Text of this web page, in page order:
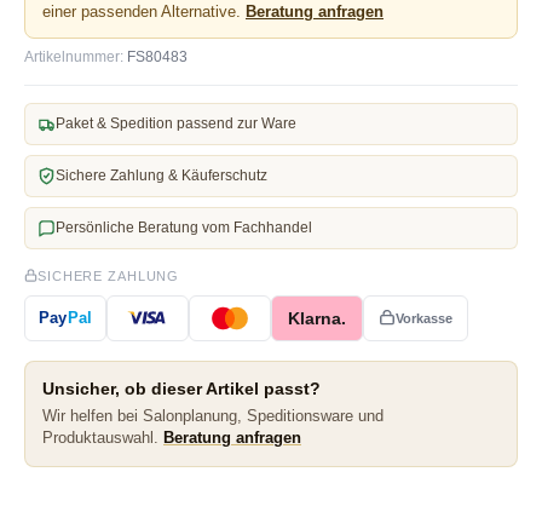
einer passenden Alternative.
Beratung anfragen
Artikelnummer: FS80483
Paket & Spedition passend zur Ware
Sichere Zahlung & Käuferschutz
Persönliche Beratung vom Fachhandel
SICHERE ZAHLUNG
PayPal Klarna. Vorkasse
Unsicher, ob dieser Artikel passt?
Wir helfen bei Salonplanung, Speditionsware und
Produktauswahl.
Beratung anfragen